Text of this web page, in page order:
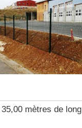
35,00 mètres de long